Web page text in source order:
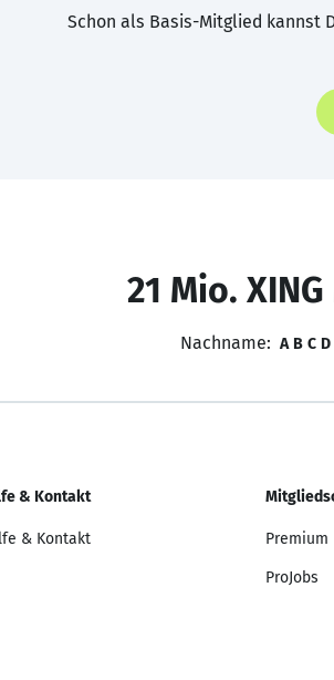
Schon als Basis-Mitglied kannst
21 Mio.
Nachname: A B C D
& Kontakt
& Kontakt Premium
ProJobs